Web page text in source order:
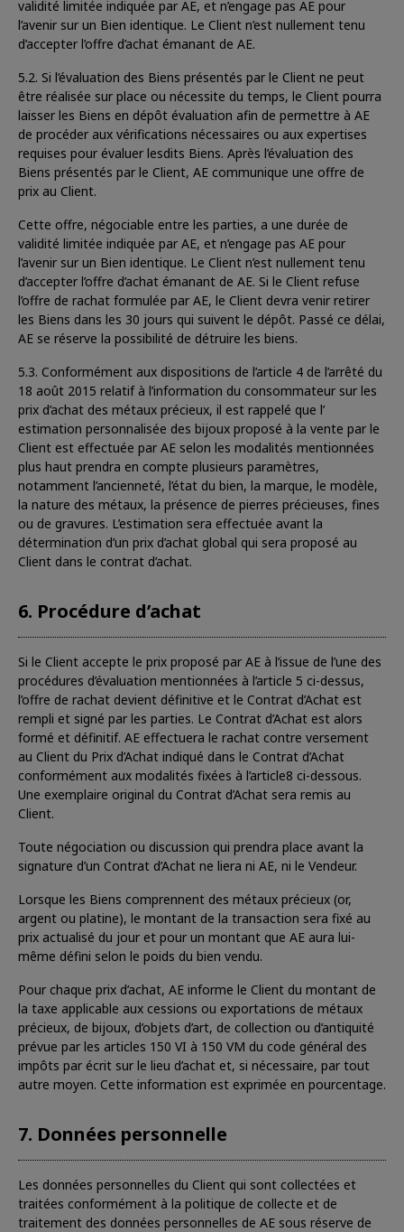
validité limitée indiquée par AE, et n’engage pas AE pour
l’avenir sur un Bien identique. Le Client n’est nullement tenu
d’accepter l’offre d’achat émanant de AE.
5.2. Si l’évaluation des Biens présentés par le Client ne peut
être réalisée sur place ou nécessite du temps, le Client pourra
laisser les Biens en dépôt évaluation afin de permettre à AE
de procéder aux vérifications nécessaires ou aux expertises
requises pour évaluer lesdits Biens. Après l’évaluation des
Biens présentés par le Client, AE communique une offre de
prix au Client.
Cette offre, négociable entre les parties, a une durée de
validité limitée indiquée par AE, et n’engage pas AE pour
l’avenir sur un Bien identique. Le Client n’est nullement tenu
d’accepter l’offre d’achat émanant de AE. Si le Client refuse
l’offre de rachat formulée par AE, le Client devra venir retirer
les Biens dans les 30 jours qui suivent le dépôt. Passé ce délai,
AE se réserve la possibilité de détruire les biens.
5.3. Conformément aux dispositions de l’article 4 de l’arrêté du
18 août 2015 relatif à l’information du consommateur sur les
prix d’achat des métaux précieux, il est rappelé que l’
estimation personnalisée des bijoux proposé à la vente par le
Client est effectuée par AE selon les modalités mentionnées
plus haut prendra en compte plusieurs paramètres,
notamment l’ancienneté, l’état du bien, la marque, le modèle,
la nature des métaux, la présence de pierres précieuses, fines
ou de gravures. L’estimation sera effectuée avant la
détermination d’un prix d’achat global qui sera proposé au
Client dans le contrat d’achat.
6. Procédure d’achat
Si le Client accepte le prix proposé par AE à l’issue de l’une des
procédures d’évaluation mentionnées à l’article 5 ci-dessus,
l’offre de rachat devient définitive et le Contrat d’Achat est
rempli et signé par les parties. Le Contrat d’Achat est alors
formé et définitif. AE effectuera le rachat contre versement
au Client du Prix d’Achat indiqué dans le Contrat d’Achat
conformément aux modalités fixées à l’article8 ci-dessous.
Une exemplaire original du Contrat d’Achat sera remis au
Client.
Toute négociation ou discussion qui prendra place avant la
signature d’un Contrat d’Achat ne liera ni AE, ni le Vendeur.
Lorsque les Biens comprennent des métaux précieux (or,
argent ou platine), le montant de la transaction sera fixé au
prix actualisé du jour et pour un montant que AE aura lui-
même défini selon le poids du bien vendu.
Pour chaque prix d’achat, AE informe le Client du montant de
la taxe applicable aux cessions ou exportations de métaux
précieux, de bijoux, d’objets d’art, de collection ou d’antiquité
prévue par les articles 150 VI à 150 VM du code général des
impôts par écrit sur le lieu d’achat et, si nécessaire, par tout
autre moyen. Cette information est exprimée en pourcentage.
7. Données personnelle
Les données personnelles du Client qui sont collectées et
traitées conformément à la politique de collecte et de
traitement des données personnelles de AE sous réserve de